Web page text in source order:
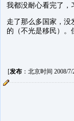
我都没耐心看完了，
走了那么多国家，没
的（不光是移民）。
[发布：北京时间 2008/7/